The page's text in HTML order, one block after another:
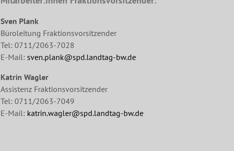
Sven Plank
Büroleitung Fraktionsvorsitzender
Tel: 0711/2063-7028
E-Mail: sven.plank@spd.landtag-bw.de
Katrin Wagler
Assistenz Fraktionsvorsitzender
Tel: 0711/2063-7049
E-Mail: katrin.wagler@spd.landtag-bw.de